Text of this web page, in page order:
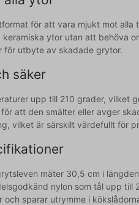
för att vara mjukt mot
keramiska ytor utan att behöva
för utbyte av skadade grytor.
säker
upp till 210 grader, vilket
att den smälter eller avger
vilket är särskilt värdefullt för
mäter 30,5 cm i
nylon som tål upp
och sparar utrymme i